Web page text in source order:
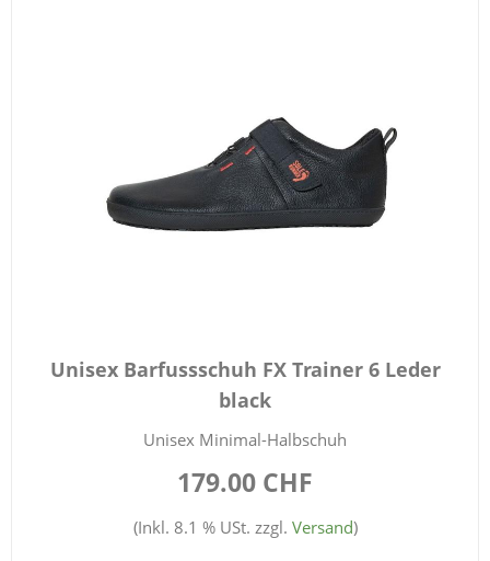
Unisex Barfussschuh FX Trainer 6 Leder
black
Unisex Minimal-Halbschuh
179.00 CHF
(Inkl. 8.1 % USt. zzgl. Versand)